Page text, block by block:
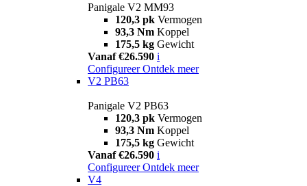
Panigale V2 MM93
120,3 pk Vermogen
93,3 Nm Koppel
175,5 kg Gewicht
Vanaf €26.590 i
Configureer Ontdek meer
V2 PB63
Panigale V2 PB63
120,3 pk Vermogen
93,3 Nm Koppel
175,5 kg Gewicht
Vanaf €26.590 i
Configureer Ontdek meer
V4